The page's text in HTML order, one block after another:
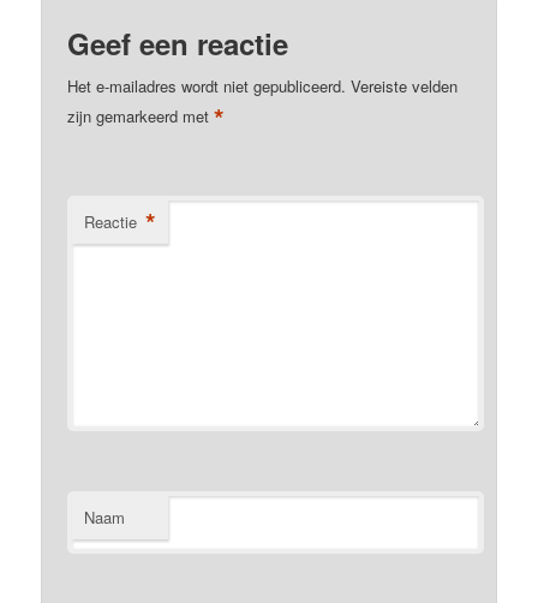
Geef een reactie
Het e-mailadres wordt niet gepubliceerd. Vereiste velden
zijn gemarkeerd met*
Reactie *
Naam